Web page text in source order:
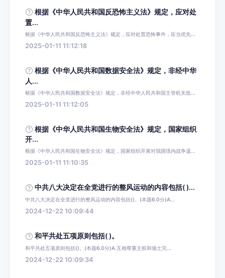
根据《中华人民共和国反恐怖主义法》规定，应对处
置...
根据《中华人民共和国反恐怖主义法》规定，应对处置恐怖事件，应当优先...
2025-01-11 11:12:18
根据《中华人民共和国数据安全法》规定，非经中华
人...
根据《中华人民共和国数据安全法》规定，非经中华人民共和国主管机关批...
2025-01-11 11:12:05
根据《中华人民共和国生物安全法》规定，国家组织
开...
根据《中华人民共和国生物安全法》规定，国家组织开展对我国境内战争遗...
2025-01-11 11:10:35
中共八大决定在全党进行的整风运动的内容包括( )...
中共八大决定在全党进行的整风运动的内容包括()。(本题6.0分)A...
2024-12-22 10:09:44
和平共处五项原则包括( )。
和平共处五项原则包括()。(本题6.0分)A.互相尊重主权和领土完...
2024-12-22 10:09:34